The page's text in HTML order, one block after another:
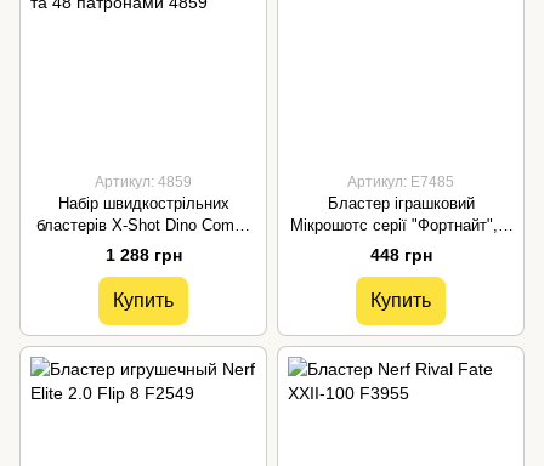
Артикул: 4859
Набір швидкострільних
бластерів X-Shot Dino Combo
Pack з аксесуарами та 48
патронами 4859
1 288 грн
Купить
Артикул: E7485
Бластер іграшковий
Мікрошотс серії "Фортнайт", в
асортименті
448 грн
Купить